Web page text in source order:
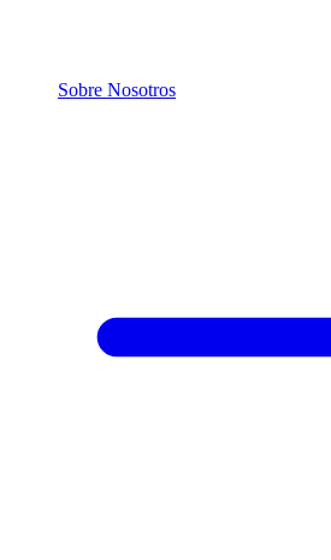
Sobre Nosotros